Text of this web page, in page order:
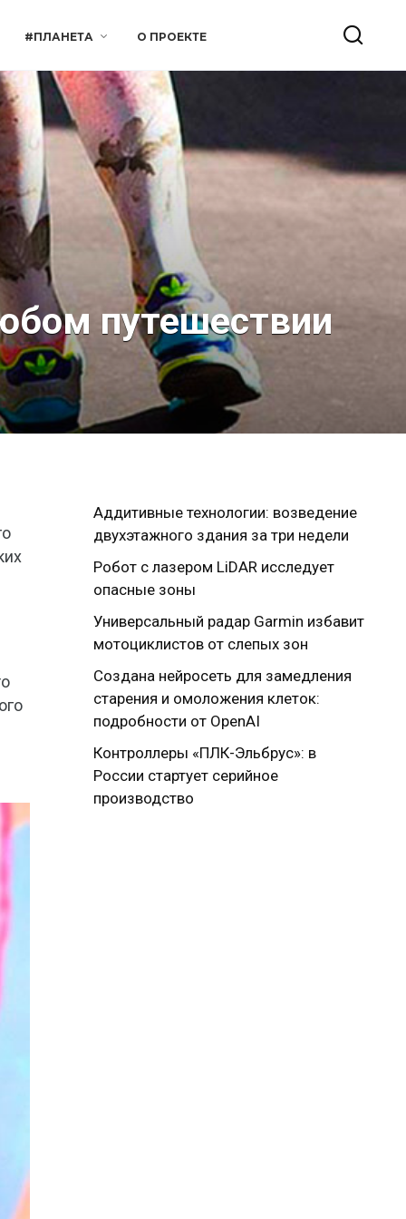
#ПЛАНЕТА О ПРОЕКТЕ
путешествии
Аддитивные технологии: возведение
двухэтажного здания за три недели
Робот с лазером LiDAR исследует
опасные зоны
Универсальный радар Garmin избавит
мотоциклистов от слепых зон
Создана нейросеть для замедления
старения и омоложения клеток:
подробности от OpenAI
Контроллеры «ПЛК-Эльбрус»: в
России стартует серийное
производство